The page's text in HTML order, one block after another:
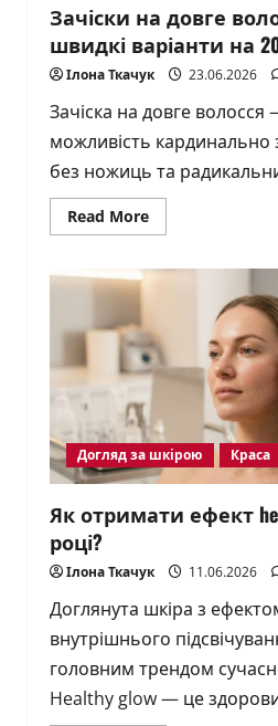
Зачіски на довге
швидкі варіанти на
Ілона Ткачук 23.06.2026
Зачіска на довге
можливість кардинально
без ножиць та
Read MoreRead
more
на
та
швидкі
варіанти
на
рік
Догляд за шкірою Краса
Як отримати ефект
році?
Ілона Ткачук 11.06.2026
Доглянута шкіра з
внутрішнього
головним трендом
Healthy glow — це